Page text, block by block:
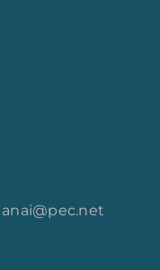
anai@pec.net